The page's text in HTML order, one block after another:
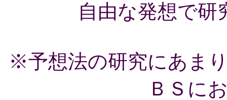
自由な発想で
※予想法の研究にあま
ＢＳに